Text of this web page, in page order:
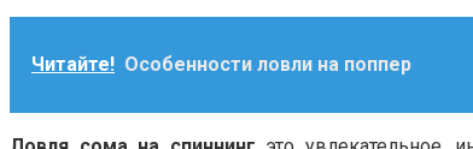
Читайте! Особенности ловли на поппер